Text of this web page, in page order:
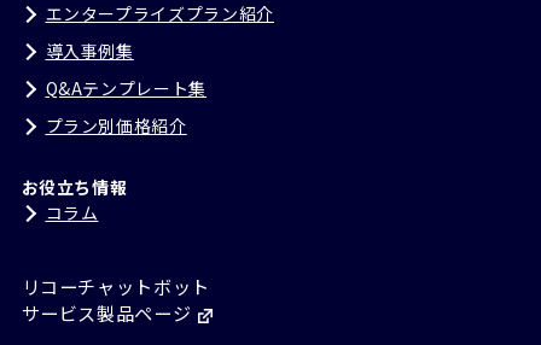
エンタープライズプラン紹介
導入事例集
Q&Aテンプレート集
プラン別価格紹介
お役立ち情報
コラム
リコーチャットボット
サービス製品ページ